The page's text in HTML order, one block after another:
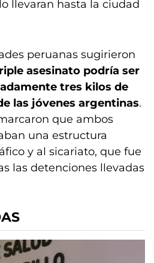
llevaran hasta la ciudad
peruanas sugirieron
asesinato podría ser
tres kilos de
las jóvenes argentinas.
que ambos
una estructura
y al sicariato, que fue
las detenciones llevadas